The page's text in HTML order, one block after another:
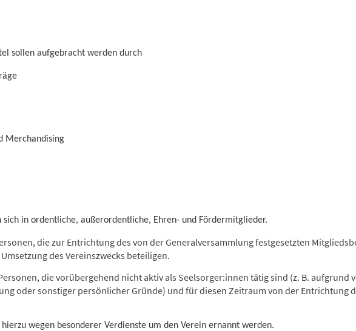
sollen aufgebracht werden durch
Merchandising
in ordentliche, außerordentliche, Ehren- und Fördermitglieder.
die zur Entrichtung des von der Generalversammlung festgesetzten
des Vereinszwecks beteiligen.
die vorübergehend nicht aktiv als Seelsorger:innen tätig sind (z. B. aufgrund
oder sonstiger persönlicher Gründe) und für diesen Zeitraum von der Entrichtung
wegen besonderer Verdienste um den Verein ernannt werden.